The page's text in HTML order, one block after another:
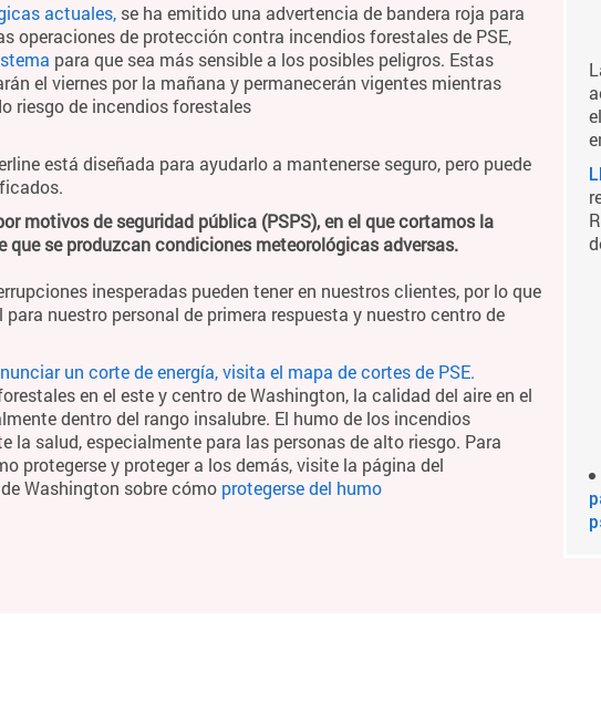
actuales, se ha emitido una advertencia de bandera roja para
operaciones de protección contra incendios forestales de PSE,
para que sea más sensible a los posibles peligros. Estas
el viernes por la mañana y permanecerán vigentes mientras
riesgo de incendios forestales
está diseñada para ayudarlo a mantenerse seguro, pero puede
motivos de seguridad pública (PSPS), en el que cortamos la
que se produzcan condiciones meteorológicas adversas.
inesperadas pueden tener en nuestros clientes, por lo que
nuestro personal de primera respuesta y nuestro centro de
un corte de energía, visita el mapa de cortes de PSE.
en el este y centro de Washington, la calidad del aire en el
dentro del rango insalubre. El humo de los incendios
la salud, especialmente para las personas de alto riesgo. Para
protegerse y proteger a los demás, visite la página del
Washington sobre cómo protegerse del humo